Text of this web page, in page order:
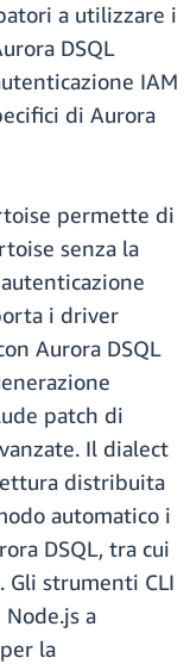
a utilizzare i
DSQL
IAM
di Aurora
permette di
senza la
i driver
Aurora DSQL
patch di
Il dialect
distribuita
automatico i
DSQL, tra cui
Gli strumenti CLI
a
la